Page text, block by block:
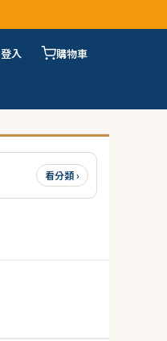
登入 購物車
看分類 ›